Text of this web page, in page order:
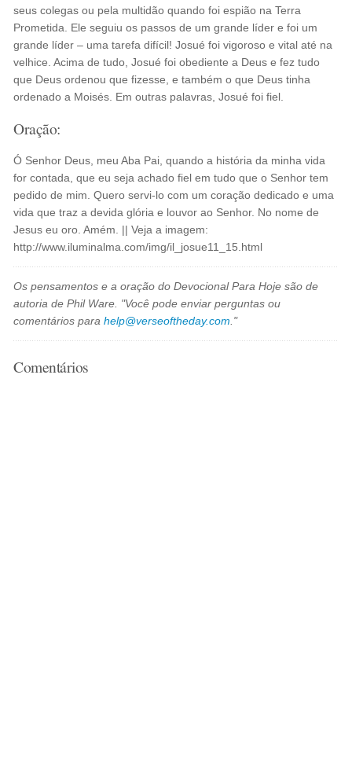
seus colegas ou pela multidão quando foi espião na Terra
Prometida. Ele seguiu os passos de um grande líder e foi um
grande líder – uma tarefa difícil! Josué foi vigoroso e vital até na
velhice. Acima de tudo, Josué foi obediente a Deus e fez tudo
que Deus ordenou que fizesse, e também o que Deus tinha
ordenado a Moisés. Em outras palavras, Josué foi fiel.
Oração:
Ó Senhor Deus, meu Aba Pai, quando a história da minha vida
for contada, que eu seja achado fiel em tudo que o Senhor tem
pedido de mim. Quero servi-lo com um coração dedicado e uma
vida que traz a devida glória e louvor ao Senhor. No nome de
Jesus eu oro. Amém. || Veja a imagem:
http://www.iluminalma.com/img/il_josue11_15.html
Os pensamentos e a oração do Devocional Para Hoje são de
autoria de Phil Ware. "Você pode enviar perguntas ou
comentários parahelp@verseoftheday.com ."
Comentários